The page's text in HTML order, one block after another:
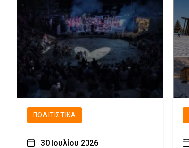
ΠΟΛΙΤΙΣΤΙΚΆ
30 Ιουλίου 2026